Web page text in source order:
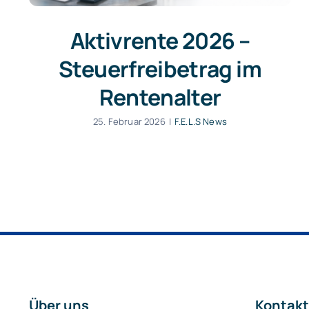
Aktivrente 2026 –
Steuerfreibetrag im
Rentenalter
25. Februar 2026 | F.E.L.S News
Über uns Kontakt